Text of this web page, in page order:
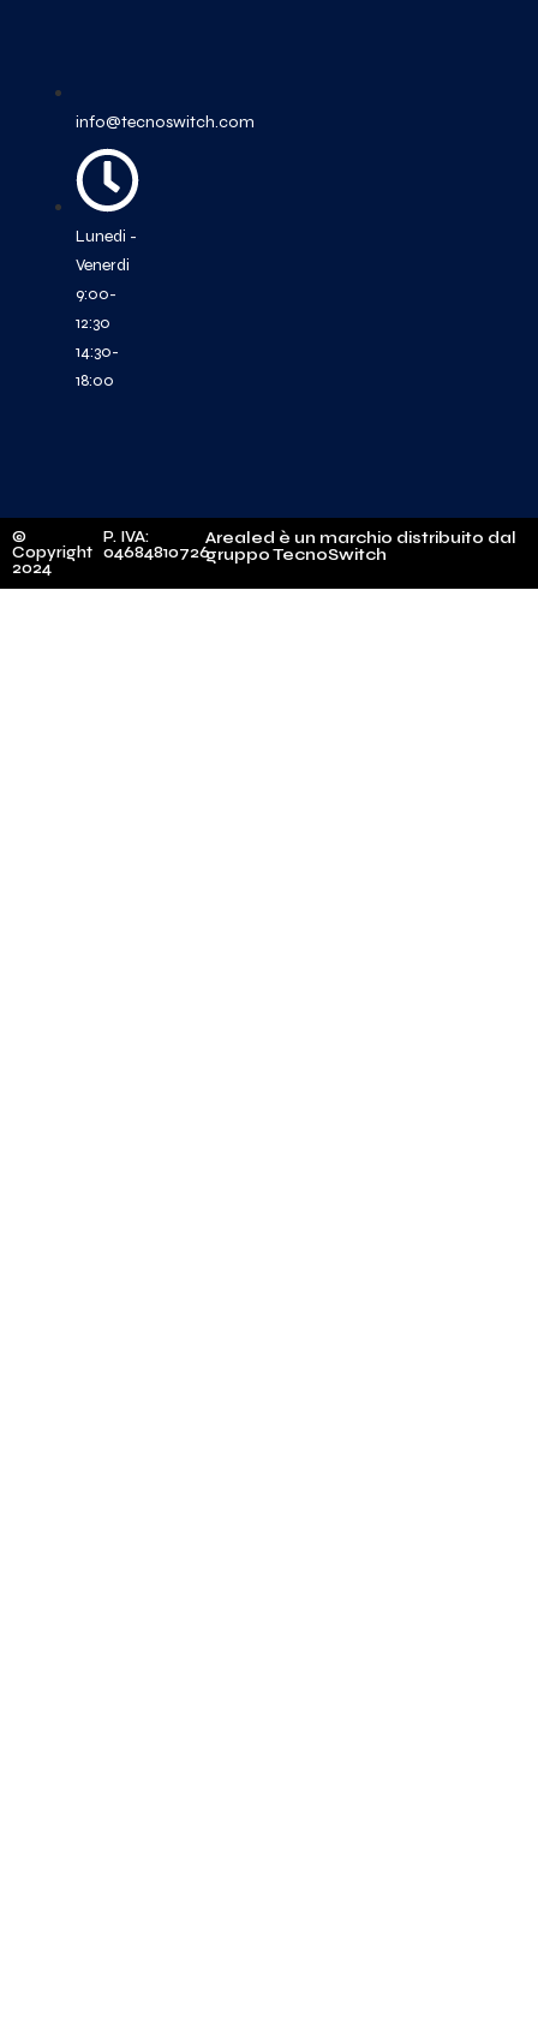
info@tecnoswitch.com
Lunedi -
Venerdi
9:00-
12:30
14:30-
18:00
©
Copyright
2024
P. IVA:
04684810726
Arealed è un marchio distribuito dal
gruppo TecnoSwitch